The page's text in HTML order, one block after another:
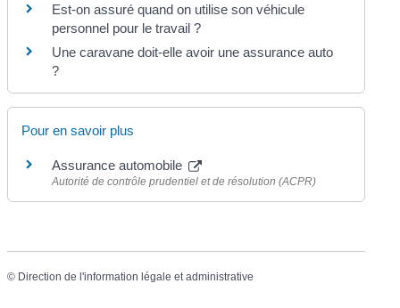
Est-on assuré quand on utilise son véhicule
personnel pour le travail ?
Une caravane doit-elle avoir une assurance auto
?
Pour en savoir plus
Assurance automobile
Autorité de contrôle prudentiel et de résolution (ACPR)
© Direction de l'information légale et administrative